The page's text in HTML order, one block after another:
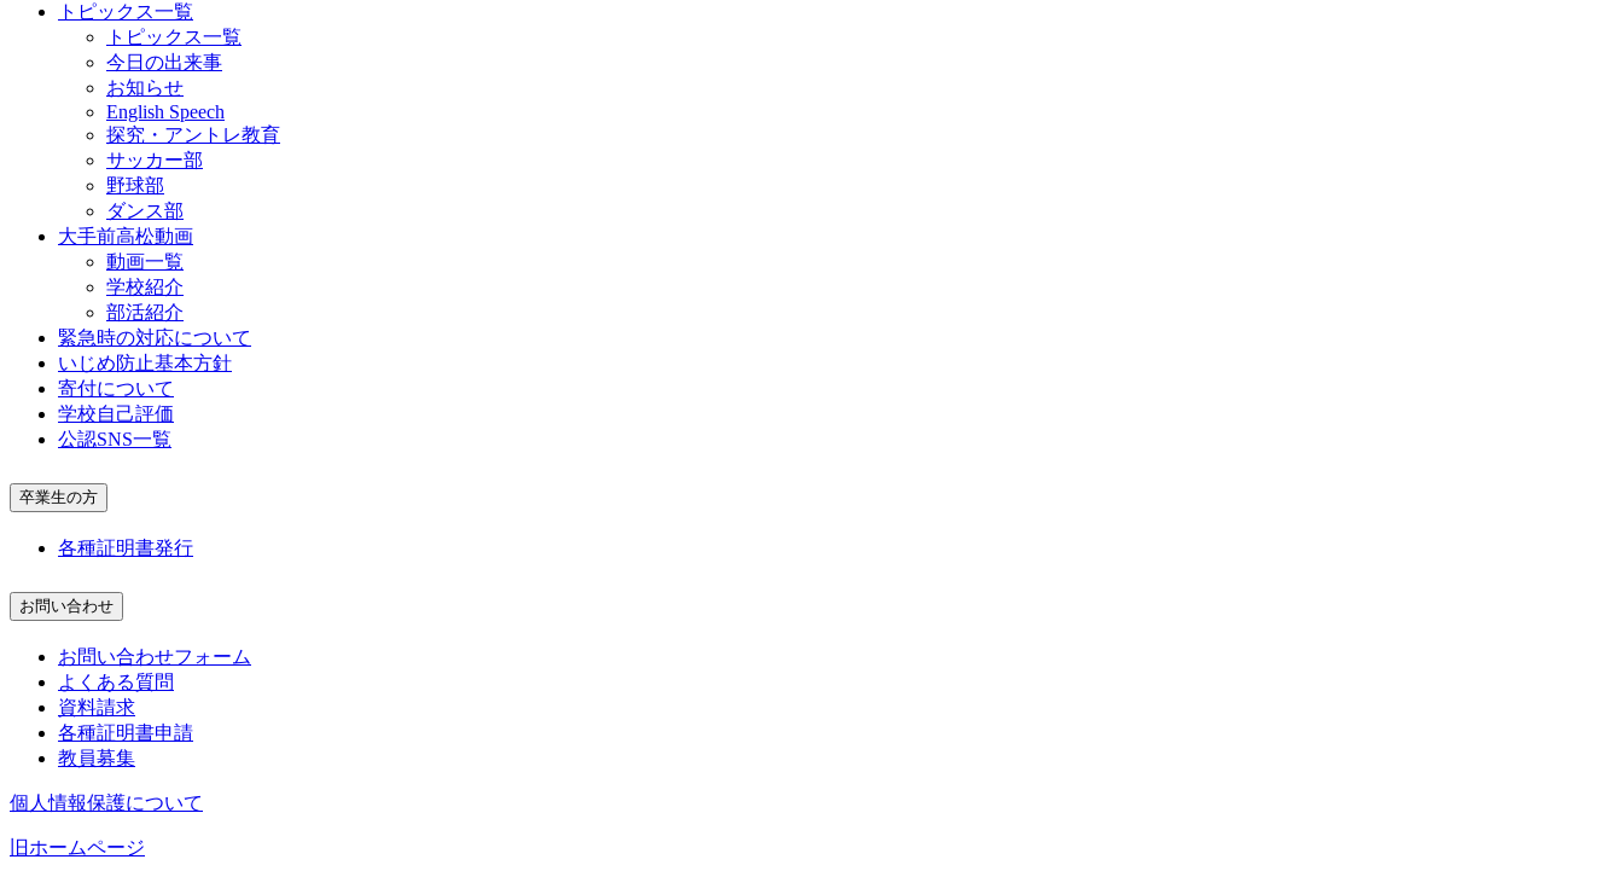
トピックス一覧
トピックス一覧
今日の出来事
お知らせ
English Speech
探究・アントレ教育
サッカー部
野球部
ダンス部
大手前高松動画
動画一覧
学校紹介
部活紹介
緊急時の対応について
いじめ防止基本方針
寄付について
学校自己評価
公認SNS一覧
卒業生の方
各種証明書発行
お問い合わせ
お問い合わせフォーム
よくある質問
資料請求
各種証明書申請
教員募集
個人情報保護について
旧ホームページ